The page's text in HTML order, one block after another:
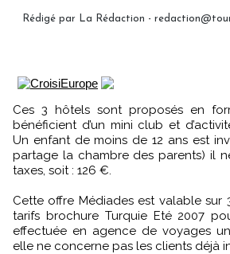
Rédigé par La Rédaction -
Ces 3 hôtels sont proposés en formule tout inclus et
bénéficient d’un mini club et
Un enfant de moins de 12 ans est
partage la chambre des parents) il
taxes, soit : 126 €.
Cette offre Médiades est valable sur
tarifs brochure Turquie Eté 2007
effectuée en agence de voyages
elle ne concerne pas les clients déjà